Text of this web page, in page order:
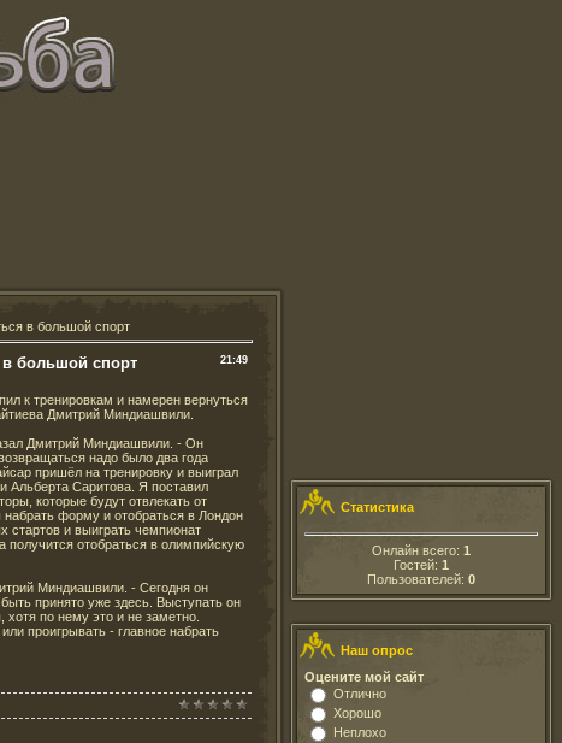
в большой спорт
21:49
большой спорт
к тренировкам и намерен вернуться
Дмитрий Миндиашвили.
Дмитрий Миндиашвили. - Он
надо было два года
пришёл на тренировку и выиграл
Альберта Саритова. Я поставил
которые будут отвлекать от
форму и отобраться в Лондон
стартов и выиграть чемпионат
получится отобраться в олимпийскую
Миндиашвили. - Сегодня он
принято уже здесь. Выступать он
хотя по нему это и не заметно.
проигрывать - главное набрать
Статистика
Онлайн всего: 1
Гостей: 1
Пользователей: 0
Наш опрос
Оцените мой сайт
Отлично
Хорошо
Неплохо